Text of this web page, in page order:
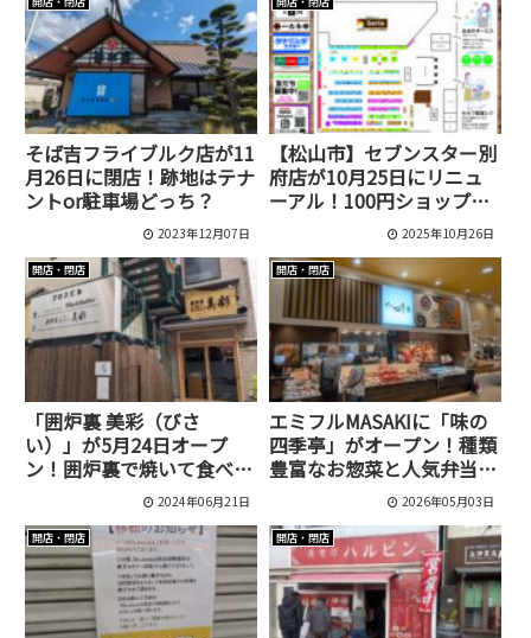
そば吉フライブルク店が11
月26日に閉店！跡地はテナ
ントor駐車場どっち？
2023年12月07日
【松山市】セブンスター別
府店が10月25日にリニュ
ーアル！100円ショップ
「セリア」も登場2025年10月26日
開店・閉店
「囲炉裏 美彩（びさ
い）」が5月24日オープ
ン！囲炉裏で焼いて食べる
体験型のお店です[松山市/
2024年06月21日
開店・閉店
エミフルMASAKIに「味の
四季亭」がオープン！種類
豊富なお惣菜と人気弁当を
2026年05月03日
開店・閉店 開店・閉店